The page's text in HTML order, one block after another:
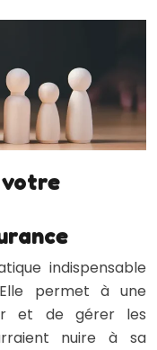
votre
indispensable
permet à une
et de gérer les
nuire à sa